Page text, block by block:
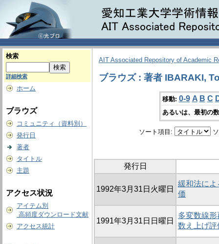
検索
詳細検索
ホーム
ブラウズ
コミュニティ（資料別）
発行日
著者
タイトル
主題
アクセス状況
アイテム別
高頻度ダウンロード文献
アクセス統計
AIT Associated Repository of Academic
ブラウズ : 著者 IBARAKI,
移動: 0-9 A B C
あるいは、最初の
ソート項目:
発行日
1992年3月31日火曜日
緩和法に
価
1991年3月31日日曜日
多変数線
数え上げ評